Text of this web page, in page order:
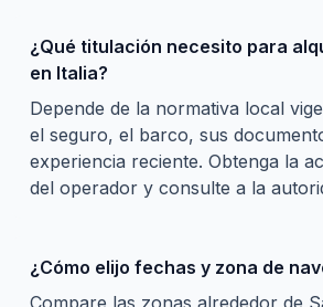
¿Qué titulación necesito para
en Italia?
Depende de la normativa local
el seguro, el barco, sus
experiencia reciente. Obtenga la
del operador y consulte a la
¿Cómo elijo fechas y zona de
Compare las zonas alrededor de